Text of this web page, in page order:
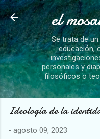
Ir al
el
Se trata de
educación,
personales y
filosóficos o
Ideología de la
- agosto 09, 2023